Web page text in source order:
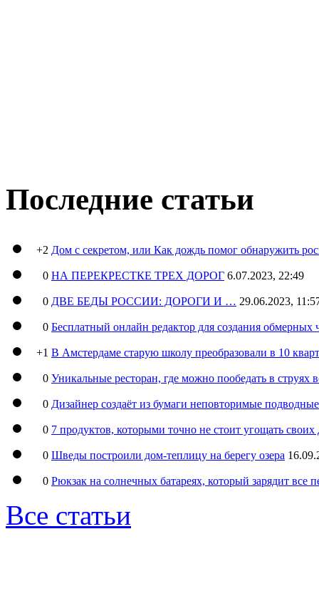
Последние статьи
+2 Дом с секретом, или Как дождь помог обнаружить
0 НА ПЕРЕКРЕСТКЕ ТРЕХ ДОРОГ 6.07.2023, 22:49
0 ДВЕ БЕДЫ РОССИИ: ДОРОГИ И … 29.06.2023,
0 Бесплатный онлайн редактор для создания обмерных
+1 В Амстердаме старую школу преобразовали в 10
0 Уникальные ресторан, где можно пообедать в струях
0 Дизайнер создаёт из бумаги неповторимые
0 7 продуктов, которыми точно не стоит угощать
0 Шведы построили дом-теплицу на берегу озера
0 Рюкзак на солнечных батареях, который зарядит все
Все статьи